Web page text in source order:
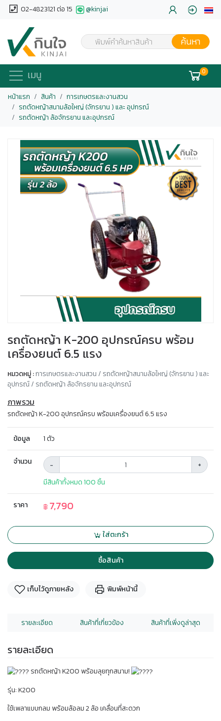
02-4823121 ต่อ 15 @kinjai
พิมพ์คำค้นหาสินค้า ค้นหา
เมนู 0
หน้าแรก สินค้า
การเกษตรและงานสวน
รถตัดหญ้าสนามล้อใหญ่ (จักรยาน ) และ อุปกรณ์
รถตัดหญ้า ล้อจักรยาน และอุปกรณ์
รถตัดหญ้า K-200 อุปกรณ์ครบ พร้อม
เครื่องยนต์ 6.5 แรง
หมวดหมู่ :การเกษตรและงานสวน / รถตัดหญ้าสนามล้อใหญ่ (จักรยาน ) และ
อุปกรณ์ / รถตัดหญ้า ล้อจักรยาน และอุปกรณ์
ภาพรวม
รถตัดหญ้า K-200 อุปกรณ์ครบ พร้อมเครื่องยนต์ 6.5 แรง
ข้อมูล 1 ตัว
จำนวน - +
มีสินค้าทั้งหมด 100 ชิ้น
ราคา ฿ 7,790
ใส่ตะกร้า
ซื้อสินค้า
เก็บไว้ดูภายหลัง พิมพ์หน้านี้
รายละเอียด สินค้าที่เกี่ยวข้อง สินค้าที่เพิ่งดูล่าสุด
รายละเอียด
รถตัดหญ้า K200 พร้อมลุยทุกสนาม!
รุ่น: K200
ใช้เพลาแบบกลม พร้อมล้อลม 2 ล้อ เคลื่อนที่สะดวก